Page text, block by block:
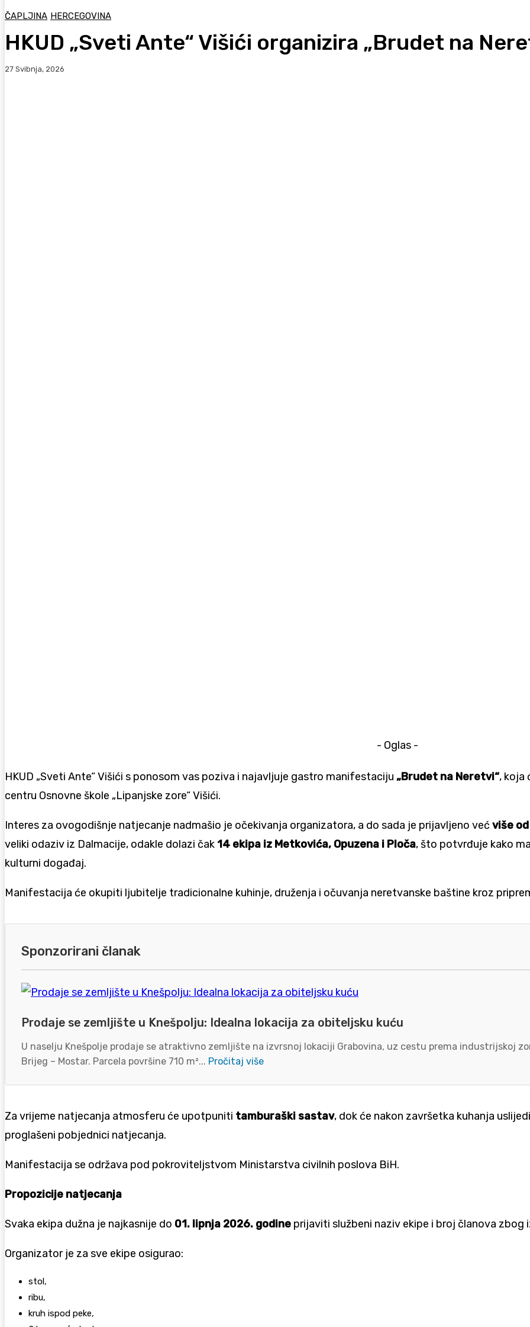
ČAPLJINA HERCEGOVINA
HKUD „Sveti Ante“ Višići organizira „Brudet na
27 Svibnja, 2026
- Oglas -
HKUD „Sveti Ante“ Višići s ponosom vas poziva i najavljuje gastro manifestaciju „Brudet na Neretvi“, koja
centru Osnovne škole „Lipanjske zore“ Višići.
Interes za ovogodišnje natjecanje nadmašio je očekivanja organizatora, a do sada je prijavljeno već više
veliki odaziv iz Dalmacije, odakle dolazi čak 14 ekipa iz Metkovića, Opuzena i Ploča, što potvrđuje kako
kulturni događaj.
Manifestacija će okupiti ljubitelje tradicionalne kuhinje, druženja i očuvanja neretvanske baštine kroz
Sponzorirani članak
Prodaje se zemljište u Knešpolju: Idealna lokacija za obiteljsku kuću
U naselju Knešpolje prodaje se atraktivno zemljište na izvrsnoj lokaciji Grabovina, uz cestu prema industrijskoj
Brijeg – Mostar. Parcela površine 710 m²... Pročitaj više
Za vrijeme natjecanja atmosferu će upotpuniti tamburaški sastav, dok će nakon završetka kuhanja
proglašeni pobjednici natjecanja.
Manifestacija se održava pod pokroviteljstvom Ministarstva civilnih poslova BiH.
Propozicije natjecanja
Svaka ekipa dužna je najkasnije do 01. lipnja 2026. godine prijaviti službeni naziv ekipe i broj članova zbog
Organizator je za sve ekipe osigurao:
stol,
ribu,
kruh ispod peke,